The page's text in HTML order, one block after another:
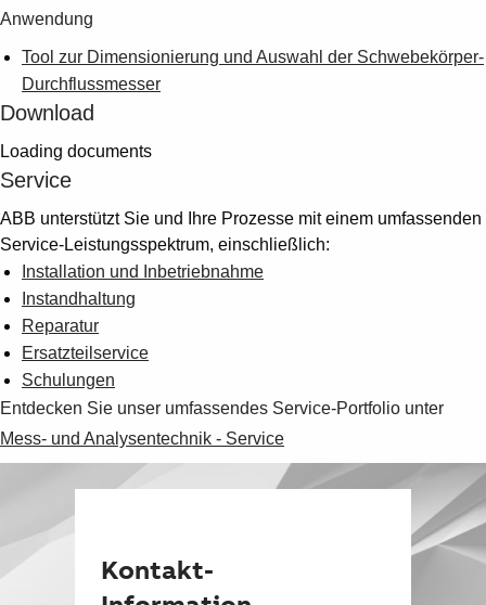
Anwendung
Tool zur Dimensionierung und Auswahl der Schwebekörper-
Durchflussmesser
Download
Loading documents
Service
ABB unterstützt Sie und Ihre Prozesse mit einem umfassenden
Service-Leistungsspektrum, einschließlich:
Installation und Inbetriebnahme
Instandhaltung
Reparatur
Ersatzteilservice
Schulungen
Entdecken Sie unser umfassendes Service-Portfolio unter
Mess- und Analysentechnik - Service
Kontakt-